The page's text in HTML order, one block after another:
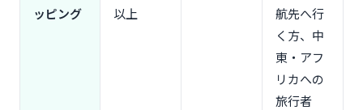
用停止の恐れ
Q1. povoのeSIMは海外から新規契約できる？
Q2. 渡航前にトッピングを購入しておくことは可
ッピング 以上
航先へ行
く方、中
東・アフ
リカへの
旅行者